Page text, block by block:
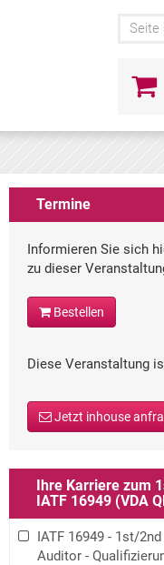
Termine
Informieren Sie sich
zu dieser
Bestellen
Diese Veranstaltung
Jetzt inhouse
Ihre Karriere zum
IATF 16949 (VDA
IATF 16949 - 1st/
Auditor -